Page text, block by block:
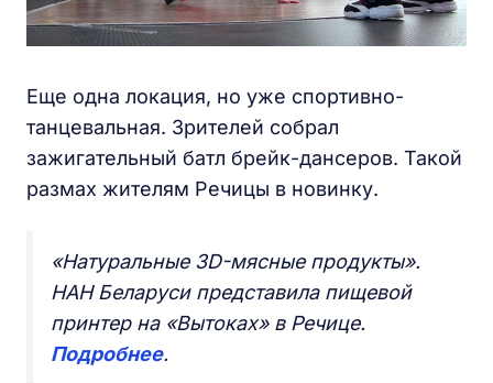
Еще одна локация, но уже спортивно-
танцевальная. Зрителей собрал
зажигательный батл брейк-дансеров. Такой
размах жителям Речицы в новинку.
«Натуральные 3D-мясные продукты».
НАН Беларуси представила пищевой
принтер на «Вытоках» в Речице.
Подробнее.